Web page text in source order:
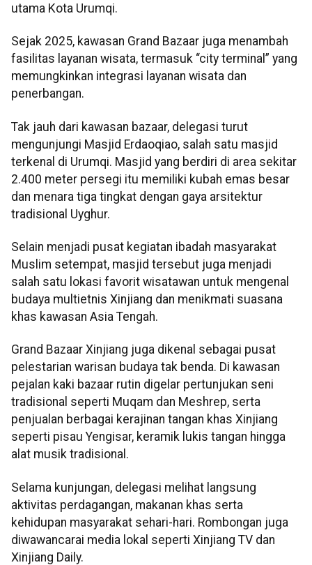
utama Kota Urumqi.
Sejak 2025, kawasan Grand Bazaar juga menambah
fasilitas layanan wisata, termasuk “city terminal” yang
memungkinkan integrasi layanan wisata dan
penerbangan.
Tak jauh dari kawasan bazaar, delegasi turut
mengunjungi Masjid Erdaoqiao, salah satu masjid
terkenal di Urumqi. Masjid yang berdiri di area sekitar
2.400 meter persegi itu memiliki kubah emas besar
dan menara tiga tingkat dengan gaya arsitektur
tradisional Uyghur.
Selain menjadi pusat kegiatan ibadah masyarakat
Muslim setempat, masjid tersebut juga menjadi
salah satu lokasi favorit wisatawan untuk mengenal
budaya multietnis Xinjiang dan menikmati suasana
khas kawasan Asia Tengah.
Grand Bazaar Xinjiang juga dikenal sebagai pusat
pelestarian warisan budaya tak benda. Di kawasan
pejalan kaki bazaar rutin digelar pertunjukan seni
tradisional seperti Muqam dan Meshrep, serta
penjualan berbagai kerajinan tangan khas Xinjiang
seperti pisau Yengisar, keramik lukis tangan hingga
alat musik tradisional.
Selama kunjungan, delegasi melihat langsung
aktivitas perdagangan, makanan khas serta
kehidupan masyarakat sehari-hari. Rombongan juga
diwawancarai media lokal seperti Xinjiang TV dan
Xinjiang Daily.